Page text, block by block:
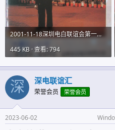
2001-11-18深圳电白联谊会第一期会刊图片01IMG_9731 (42).JPG
445 KB · 查看: 794
深 深电联谊汇
荣誉会员 荣誉会员
2023-06-02